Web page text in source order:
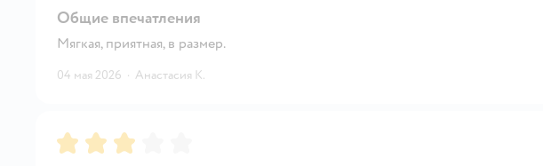
Общие впечатления
Мягкая, приятная, в размер.
04 мая 2026 · Анастасия К.
Рейтинг:3